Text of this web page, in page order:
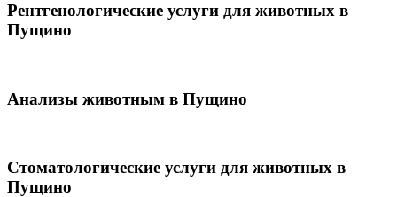
Рентгенологические услуги для животных в
Пущино
Анализы животным в Пущино
Стоматологические услуги для животных в
Пущино